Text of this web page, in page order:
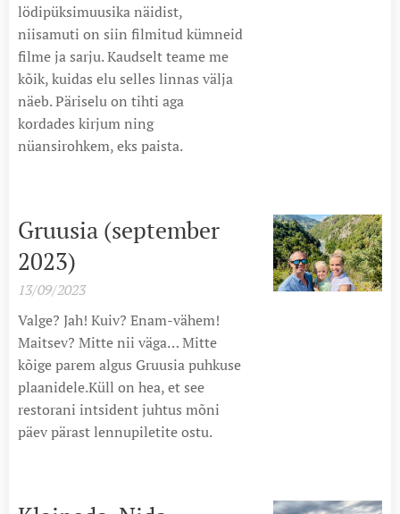
lödipüksimuusika näidist,
niisamuti on siin filmitud kümneid
filme ja sarju. Kaudselt teame me
kõik, kuidas elu selles linnas välja
näeb. Päriselu on tihti aga
kordades kirjum ning
nüansirohkem, eks paista.
Gruusia (september
2023)
13/09/2023
Valge? Jah! Kuiv? Enam-vähem!
Maitsev? Mitte nii väga… Mitte
kõige parem algus Gruusia puhkuse
plaanidele.Küll on hea, et see
restorani intsident juhtus mõni
päev pärast lennupiletite ostu.